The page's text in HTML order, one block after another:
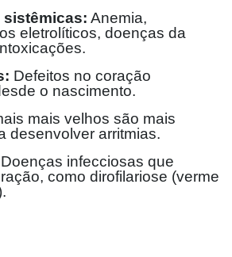
Anemia,
eletrolíticos, doenças da
Defeitos no coração
o nascimento.
mais velhos são mais
desenvolver arritmias.
Doenças infecciosas que
como dirofilariose (verme